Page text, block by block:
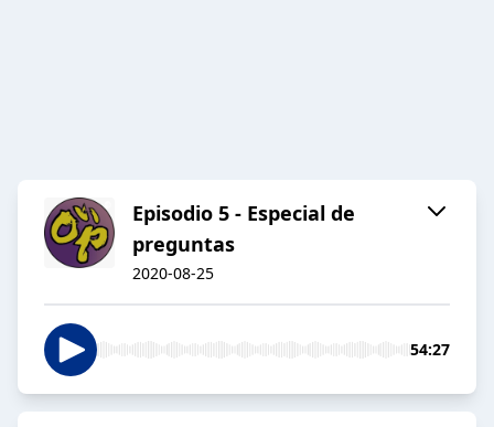
Episodio 5 - Especial de
preguntas
2020-08-25
54:27